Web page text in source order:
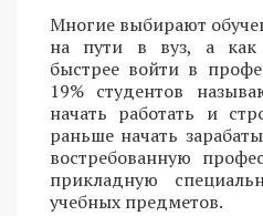
Многие выбирают
на пути в вуз, а как
быстрее войти в
19% студентов
начать работать и
раньше начать
востребованную
прикладную
учебных предметов.